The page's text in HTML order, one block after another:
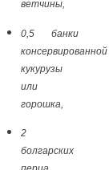
ветчины,
0,5 банки
консервированной
кукурузы
или
горошка,
2
болгарских